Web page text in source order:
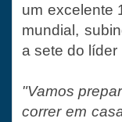
um excelente
mundial,
a sete do líder
"Vamos
correr em